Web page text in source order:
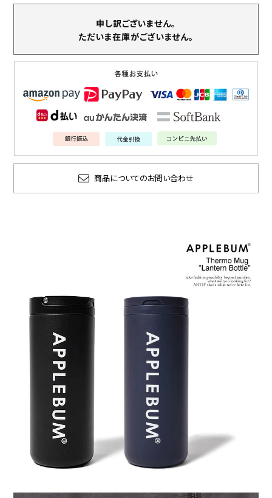
申し訳ございません。
ただいま在庫がございません。
商品についてのお問い合わせ